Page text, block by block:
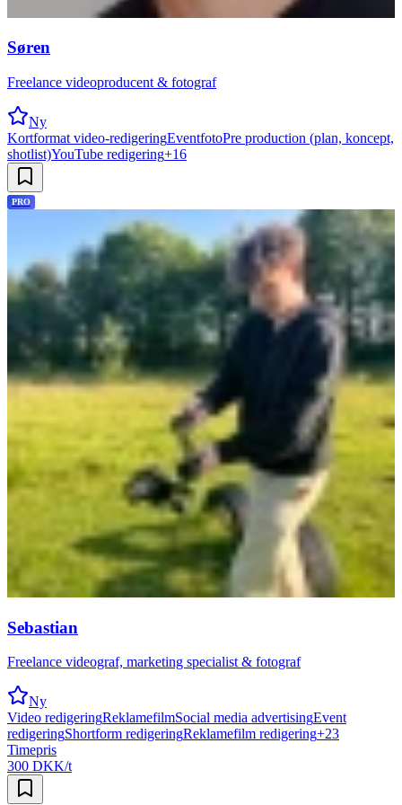
Søren
Freelance videoproducent & fotograf
Ny
Kortformat video-redigeringEventfotoPre production (plan, koncept,
shotlist)YouTube redigering+16
PRO
Sebastian
Freelance videograf, marketing specialist & fotograf
Ny
Video redigeringReklamefilmSocial media advertisingEvent
redigeringShortform redigeringReklamefilm redigering+23
Timepris
300 DKK/t